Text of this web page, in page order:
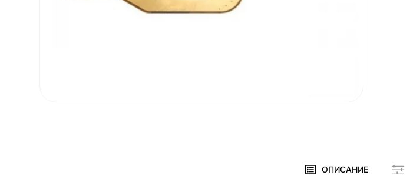
ОПИСАНИЕ